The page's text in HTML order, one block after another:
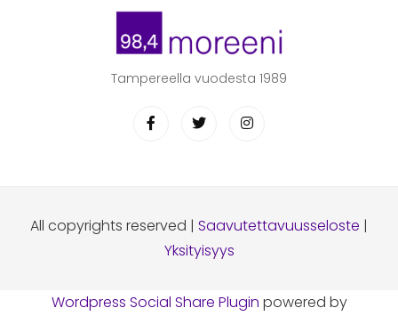
Tampereella vuodesta 1989
All copyrights reserved | Saavutettavuusseloste |
Yksityisyys
Wordpress Social Share Plugin powered by